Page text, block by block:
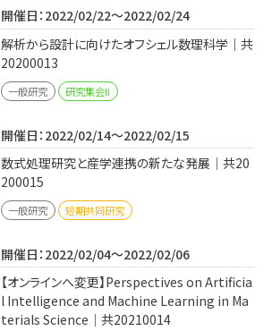
開催日：2022/02/22～2022/02/24
解析から設計に向けたオフシェル数理科学｜共
20200013
一般研究 研究集会II
開催日：2022/02/14～2022/02/15
数式処理研究と産学連携の新たな発展｜共20
200015
一般研究 短期共同研究
開催日：2022/02/04～2022/02/06
【オンラインへ変更】Perspectives on Artificia
l Intelligence and Machine Learning in Ma
terials Science｜共20210014